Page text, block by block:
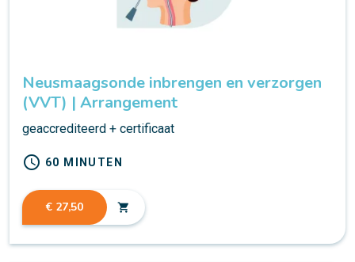
Neusmaagsonde inbrengen en verzorgen
(VVT) | Arrangement
geaccrediteerd + certificaat
schedule 60 MINUTEN
€ 27,50 shopping_cart